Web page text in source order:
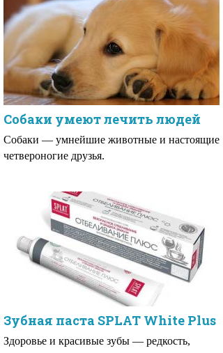
Собаки умеют лечить людей
Собаки — умнейшие животные и настоящие
четвероногие друзья.
Зубная паста SPLAT White Plus
Здоровье и красивые зубы — редкость,